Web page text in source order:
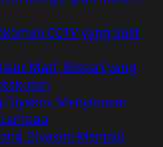
CCTV yang Sulit
Mati, Misteri yang
Diyakini Menyimpan
Diyakini Menjadi